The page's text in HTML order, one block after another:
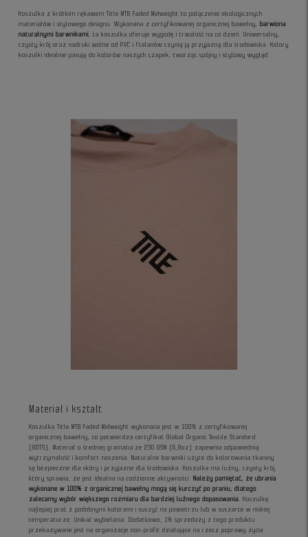
Koszulka z krótkim rękawem Title MTB Faded Midweight to połączenie ekologicznych
materiałów i stylowego designu. Wykonana z certyfikowanej organicznej bawełny, barwiona
naturalnymi barwnikami, ta koszulka oferuje wygodę i trwałość na co dzień. Uniwersalny,
czysty krój oraz nadruki wolne od PVC i ftalanów czynią ją przyjazną dla środowiska. Kolory
koszulki idealnie pasują do kolorów naszych czapek, tworząc spójny i stylowy wygląd.
Materiał i kształt
Koszulka Title MTB Faded Midweight wykonana jest w 100% z certyfikowanej
organicznej bawełny, co potwierdza certyfikat Global Organic Textile Standard
(GOTS). Materiał o średniej gramaturze 230 GSM (6,8oz) zapewnia odpowiednią
wytrzymałość i komfort noszenia. Naturalne barwniki użyte do kolorowania tkaniny
są bezpieczne dla skóry i przyjazne dla środowiska. Koszulka ma luźny, czysty krój,
który sprawia, że jest idealna na codzienne aktywności. Należy pamiętać, że ubrania
wykonane w 100% z organicznej bawełny mogą się kurczyć po praniu, dlatego
zalecamy wybór większego rozmiaru dla bardziej luźnego dopasowania. Koszulkę
najlepiej prać z podobnymi kolorami i suszyć na powietrzu lub w suszarce w niskiej
temperaturze. Unikać wybielania. Dodatkowo, 1% sprzedaży z tego produktu
przekazywane jest na organizacje non-profit działające na rzecz poprawy życia